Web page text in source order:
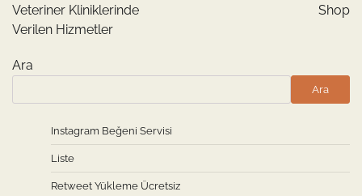
Veteriner Kliniklerinde
Verilen Hizmetler
Shop
Ara
Ara
Instagram Beğeni Servisi
Liste
Retweet Yükleme Ücretsiz